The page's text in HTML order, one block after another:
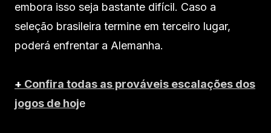
embora isso seja bastante difícil. Caso a
seleção brasileira termine em terceiro lugar,
poderá enfrentar a Alemanha.
+ Confira todas as prováveis escalações dos
jogos de hoje